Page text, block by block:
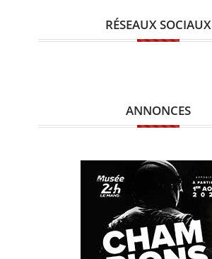
RÉSEAUX SOCIAUX
ANNONCES